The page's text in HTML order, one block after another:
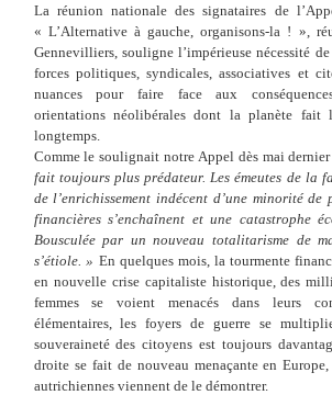
La réunion nationale des signataires de
« L’Alternative à gauche, organisons-la ! »,
Gennevilliers, souligne l’impérieuse nécessité
forces politiques, syndicales, associatives et
nuances pour faire face aux
orientations néolibérales dont la planète fait
longtemps.
Comme le soulignait notre Appel dès mai dernier
fait toujours plus prédateur. Les émeutes de la
de l’enrichissement indécent d’une minorité de
financières s’enchaînent et une catastrophe
Bousculée par un nouveau totalitarisme de
s’étiole. » En quelques mois, la tourmente
en nouvelle crise capitaliste historique, des
femmes se voient menacés dans leurs
élémentaires, les foyers de guerre se
souveraineté des citoyens est toujours
droite se fait de nouveau menaçante en
autrichiennes viennent de le démontrer.